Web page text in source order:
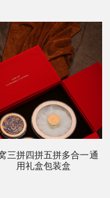
三拼四拼五拼多合一通
用礼盒包装盒